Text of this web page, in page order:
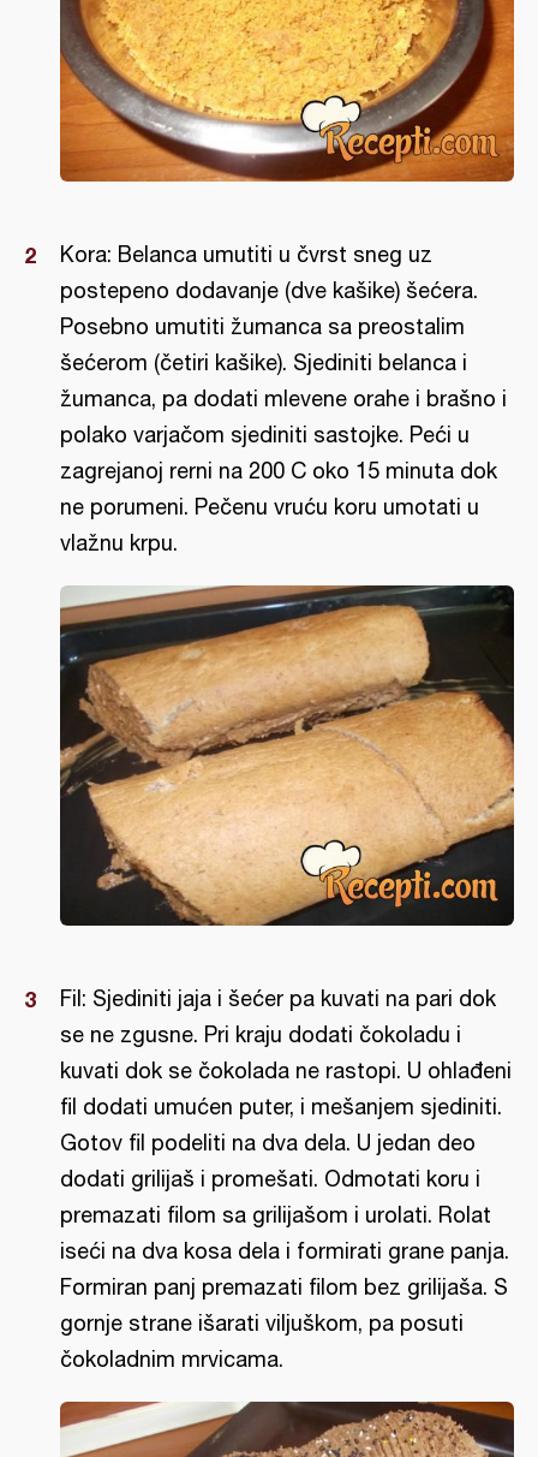
Kora: Belanca umutiti u čvrst sneg uz
postepeno dodavanje (dve kašike) šećera.
Posebno umutiti žumanca sa preostalim
šećerom (četiri kašike). Sjediniti belanca i
žumanca, pa dodati mlevene orahe i brašno i
polako varjačom sjediniti sastojke. Peći u
zagrejanoj rerni na 200 C oko 15 minuta dok
ne porumeni. Pečenu vruću koru umotati u
vlažnu krpu.
Fil: Sjediniti jaja i šećer pa kuvati na pari dok
se ne zgusne. Pri kraju dodati čokoladu i
kuvati dok se čokolada ne rastopi. U ohlađeni
fil dodati umućen puter, i mešanjem sjediniti.
Gotov fil podeliti na dva dela. U jedan deo
dodati grilijaš i promešati. Odmotati koru i
premazati filom sa grilijašom i urolati. Rolat
iseći na dva kosa dela i formirati grane panja.
Formiran panj premazati filom bez grilijaša. S
gornje strane išarati viljuškom, pa posuti
čokoladnim mrvicama.